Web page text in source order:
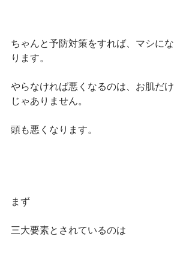
ちゃんと予防対策をすれば、マシにな
ります。
やらなければ悪くなるのは、お肌だけ
じゃありません。
頭も悪くなります。
まず
三大要素とされているのは